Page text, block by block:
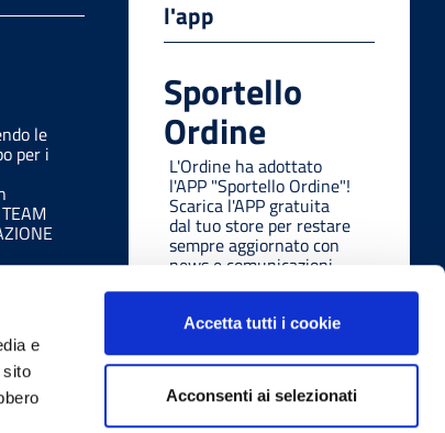
e
sito
Accetta tutti i cookie
Acconsenti ai selezionati
le
per i
l'app
Sportello
Ordine
L'Ordine ha adottato
l'APP "Sportello Ordine"!
Scarica l'APP gratuita
dal tuo store per restare
sempre aggiornato con
news e comunicazioni
ovunque tu sia, in modo